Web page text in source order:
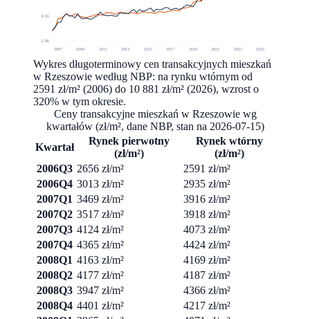
1,5K
4,1K
2007 2009 2011 2013 2015 2017 2019 2021 2023 2025
Wykres długoterminowy cen transakcyjnych mieszkań
w Rzeszowie według NBP: na rynku wtórnym od
2591 zł/m² (2006) do 10 881 zł/m² (2026), wzrost o
320% w tym okresie.
Ceny transakcyjne mieszkań w Rzeszowiewg
kwartałów (zł/m², dane NBP, stan na 2026-07-15)
Kwartał
Rynek pierwotny
(zł/m²)
Rynek wtórny
(zł/m²)
2006Q3 2656 zł/m²
2591 zł/m²
2006Q4 3013 zł/m²
2935 zł/m²
2007Q1 3469 zł/m²
3916 zł/m²
2007Q2 3517 zł/m²
3918 zł/m²
2007Q3 4124 zł/m²
4073 zł/m²
2007Q4 4365 zł/m²
4424 zł/m²
2008Q1 4163 zł/m²
4169 zł/m²
2008Q2 4177 zł/m²
4187 zł/m²
2008Q3 3947 zł/m²
4366 zł/m²
2008Q4 4401 zł/m²
4217 zł/m²